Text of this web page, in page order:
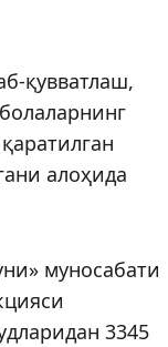
қувватлаш,
алоҳида
муносабати
3345